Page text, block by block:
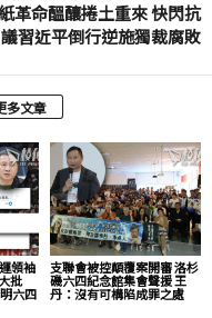
革命醞釀捲土重來 快閃抗
議習近平倒行逆施獨裁腐敗
多文章
領袖
批
六四
支聯會被控顛覆案開審 洛杉
磯六四紀念館集會聲援 王
丹：沒有可構陷成罪之處